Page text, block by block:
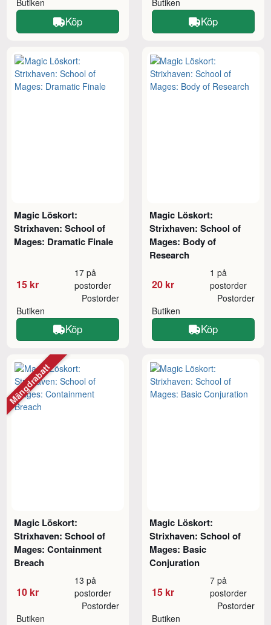
Butiken
Köp
Butiken
Köp
Magic Löskort:
Strixhaven: School of
Mages: Dramatic Finale
15 kr
17 på
postorder
Butiken
Postorder
Köp
Magic Löskort:
Strixhaven: School of
Mages: Body of
Research
20 kr
1 på
postorder
Butiken
Postorder
Köp
Magic Löskort:
Strixhaven: School of
Mages: Containment
Breach
10 kr
13 på
postorder
Butiken
Postorder
Mängdrabatt
Magic Löskort:
Strixhaven: School of
Mages: Basic
Conjuration
15 kr
7 på
postorder
Butiken
Postorder